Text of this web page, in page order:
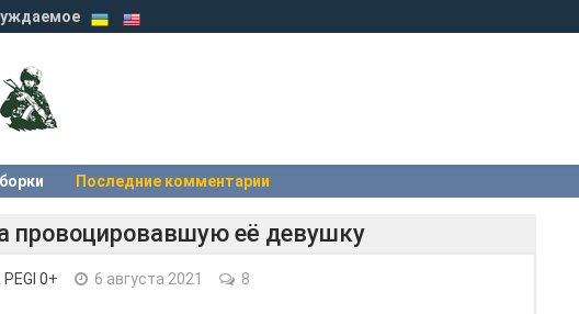
Последние комментарии
провоцировавшую её девушку
PEGI 0+ 6 августа 2021 8